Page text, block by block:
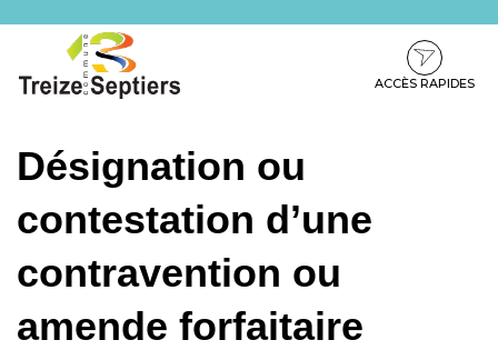
contenu
pied
ACCÈS RAPIDES
Désignation ou
contestation d’une
contravention ou
amende forfaitaire